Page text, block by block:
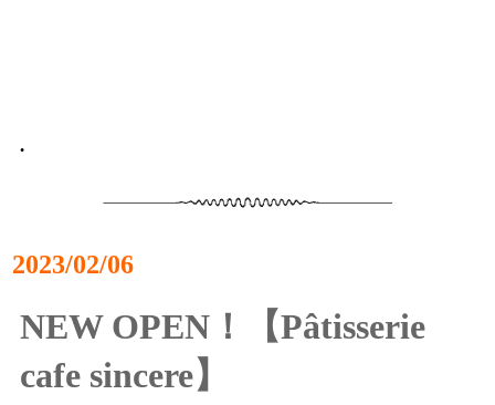
•
2023/02/06
NEW OPEN！【Pâtisserie
cafe sincere】